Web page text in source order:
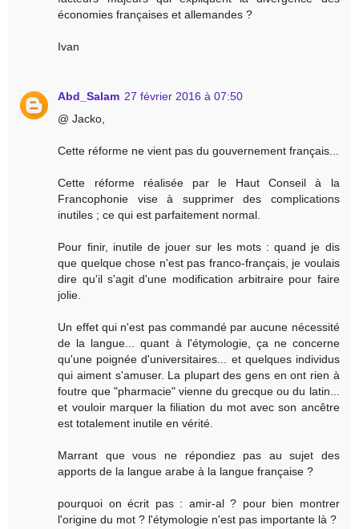
économies françaises et allemandes ?
Ivan
Abd_Salam 27 février 2016 à 07:50
@ Jacko,
Cette réforme ne vient pas du gouvernement français...
Cette réforme réalisée par le Haut Conseil à la
Francophonie vise à supprimer des complications
inutiles ; ce qui est parfaitement normal.
Pour finir, inutile de jouer sur les mots : quand je dis
que quelque chose n'est pas franco-français, je voulais
dire qu'il s'agit d'une modification arbitraire pour faire
jolie.
Un effet qui n'est pas commandé par aucune nécessité
de la langue... quant à l'étymologie, ça ne concerne
qu'une poignée d'universitaires... et quelques individus
qui aiment s'amuser. La plupart des gens en ont rien à
foutre que "pharmacie" vienne du grecque ou du latin...
et vouloir marquer la filiation du mot avec son ancêtre
est totalement inutile en vérité.
Marrant que vous ne répondiez pas au sujet des
apports de la langue arabe à la langue française ?
pourquoi on écrit pas : amir-al ? pour bien montrer
l'origine du mot ? l'étymologie n'est pas importante là ?